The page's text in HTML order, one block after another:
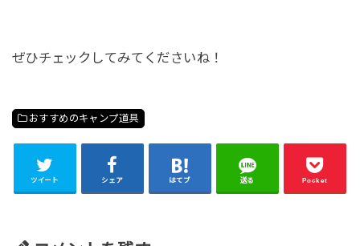
ぜひチェックしてみてくださいね！
おすすめのキャンプ道具
ツイート シェア はてブ 送る Pocket